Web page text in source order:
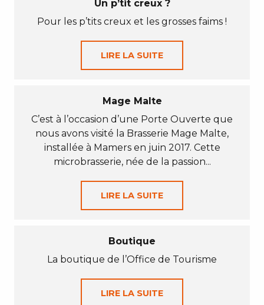
Un p’tit creux ?
Pour les p’tits creux et les grosses faims !
LIRE LA SUITE
Mage Malte
C’est à l’occasion d’une Porte Ouverte que
nous avons visité la Brasserie Mage Malte,
installée à Mamers en juin 2017. Cette
microbrasserie, née de la passion...
LIRE LA SUITE
Boutique
La boutique de l’Office de Tourisme
LIRE LA SUITE